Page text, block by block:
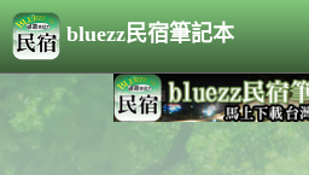
bluezz民宿筆記本